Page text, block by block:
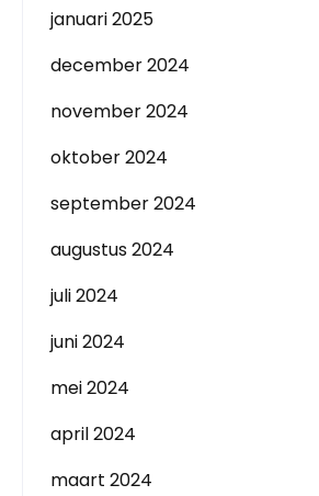
januari 2025
december 2024
november 2024
oktober 2024
september 2024
augustus 2024
juli 2024
juni 2024
mei 2024
april 2024
maart 2024